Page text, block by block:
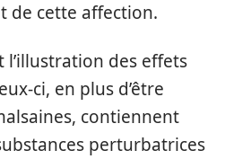
de cette affection.
l’illustration des effets
ci, en plus d’être
contiennent
perturbatrices